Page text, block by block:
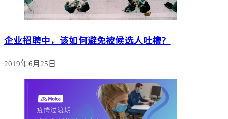
企业招聘中，该如何避免被候选人吐槽？
2019年6月25日